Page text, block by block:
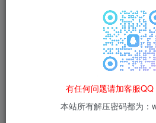
本站所有资源均为网络收集整理而来
本站资源仅用于学习交流，
果由使用者自行承担。
有任何问题请加客服
本站所有解压密码都为：